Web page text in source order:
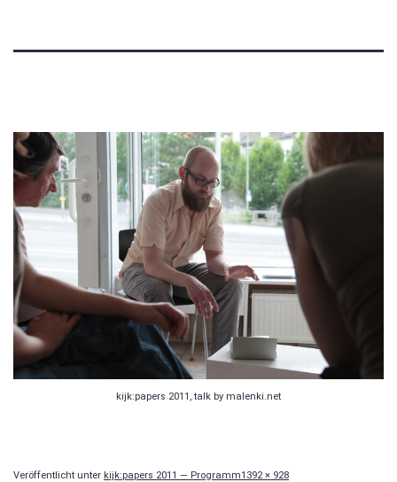
kijk:papers 2011, talk by malenki.net
Veröffentlicht unter kijk:papers 2011 — ProgrammOriginalgröße
1392 × 928